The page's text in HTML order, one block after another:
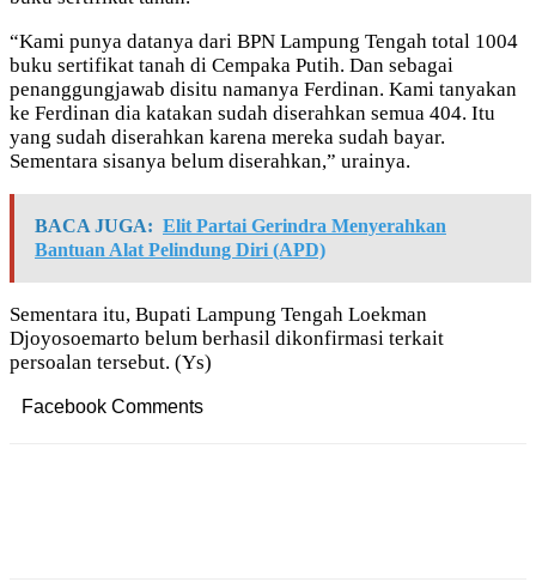
“Kami punya datanya dari BPN Lampung Tengah total 1004
buku sertifikat tanah di Cempaka Putih. Dan sebagai
penanggungjawab disitu namanya Ferdinan. Kami tanyakan
ke Ferdinan dia katakan sudah diserahkan semua 404. Itu
yang sudah diserahkan karena mereka sudah bayar.
Sementara sisanya belum diserahkan,” urainya.
BACA JUGA: Elit Partai Gerindra Menyerahkan
Bantuan Alat Pelindung Diri (APD)
Sementara itu, Bupati Lampung Tengah Loekman
Djoyosoemarto belum berhasil dikonfirmasi terkait
persoalan tersebut. (Ys)
Facebook Comments